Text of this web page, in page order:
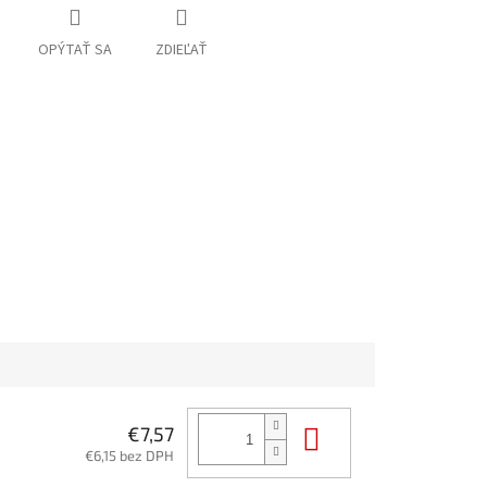
OPÝTAŤ SA ZDIEĽAŤ
€7,57
€6,15 bez DPH